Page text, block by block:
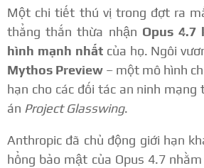
Một chi tiết thú vị trong đợt ra
thẳng thắn thừa nhận Opus 4.7
hình mạnh nhấtcủa họ. Ngôi
Mythos Preview – một mô hình
hạn cho các đối tác an ninh mạng
án Project Glasswing.
Anthropic đã chủ động giới hạn
hổng bảo mật của Opus 4.7